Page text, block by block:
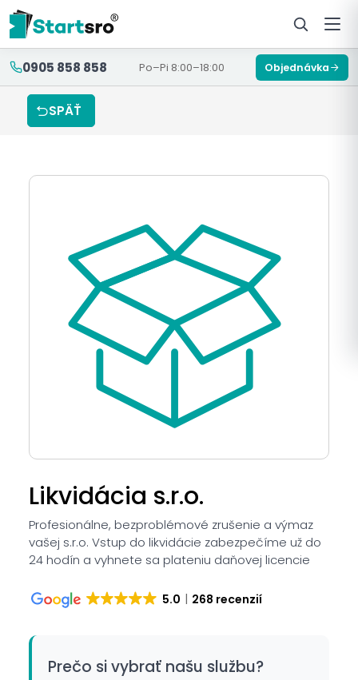
0905 858 858 Po–Pi 8:00–18:00 Objednávka
SPÄŤ
Likvidácia s.r.o.
Profesionálne, bezproblémové zrušenie a výmaz
vašej s.r.o. Vstup do likvidácie zabezpečíme už do
24 hodín a vyhnete sa plateniu daňovej licencie
5.0 268 recenzií
Prečo si vybrať našu službu?